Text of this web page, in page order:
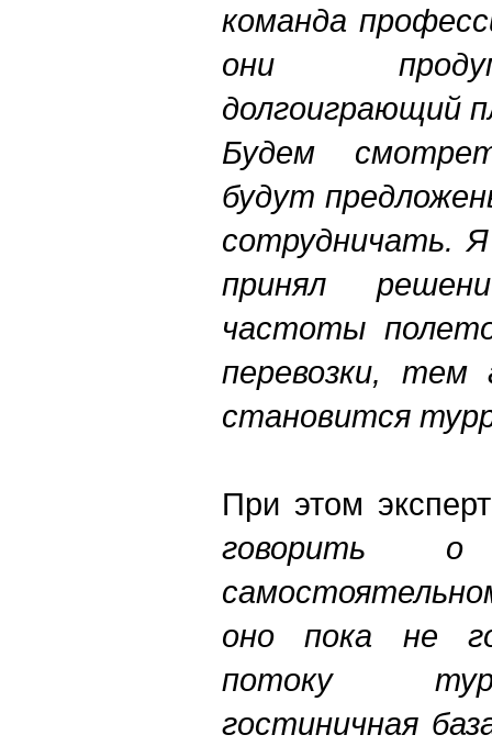
команда
они
долгоиграющий
Будем
будут
сотрудничать.
принял
частоты
перевозки, тем
становится
При этом
говорить
оно пока не
потоку
гостиничная